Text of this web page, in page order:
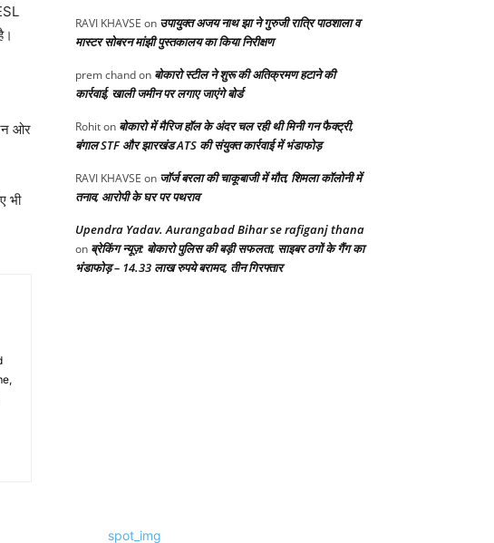
ओर
भी
RAVI KHAVSE on उपायुक्त अजय नाथ झा ने गुरुजी रात्रि पाठशाला व
मास्टर सोबरन मांझी पुस्तकालय का किया निरीक्षण
prem chandon बोकारो स्टील ने शुरू की अतिक्रमण हटाने की
कार्रवाई, खाली जमीन पर लगाए जाएंगे बोर्ड
Rohiton बोकारो में मैरिज हॉल के अंदर चल रही थी मिनी गन फैक्ट्री,
बंगाल STF और झारखंड ATS की संयुक्त कार्रवाई में भंडाफोड़
RAVI KHAVSE on जॉर्ज बरला की चाकूबाजी में मौत, शिमला कॉलोनी में
तनाव, आरोपी के घर पर पथराव
Upendra Yadav. Aurangabad Bihar se rafiganj thana
on ब्रेकिंग न्यूज़: बोकारो पुलिस की बड़ी सफलता, साइबर ठगों के गैंग का
भंडाफोड़ – 14.33 लाख रुपये बरामद, तीन गिरफ्तार